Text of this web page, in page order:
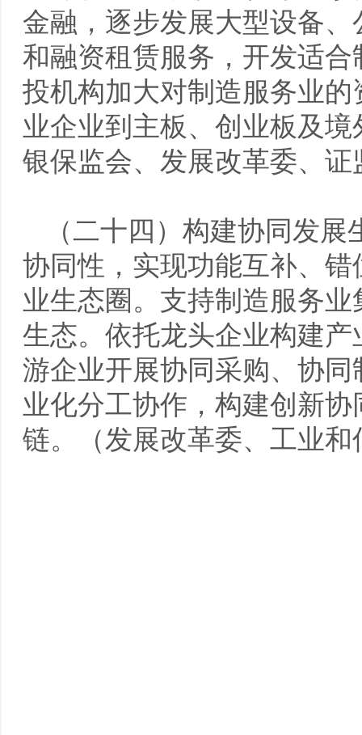
金融，逐步发展大型设备
和融资租赁服务，开发适
投机构加大对制造服务业
业企业到主板、创业板及
银保监会、发展改革委、
（二十四）构建协同发
协同性，实现功能互补、
业生态圈。支持制造服务
生态。依托龙头企业构建
游企业开展协同采购、协
业化分工协作，构建创新
链。（发展改革委、工业